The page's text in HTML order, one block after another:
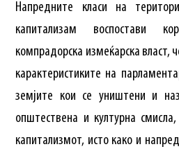
Напредните класи на
капитализам воспостави
компрадорска измеќарска власт,
карактеристиките на
земјите кои се уништени и
општествена и културна
капитализмот, исто како и